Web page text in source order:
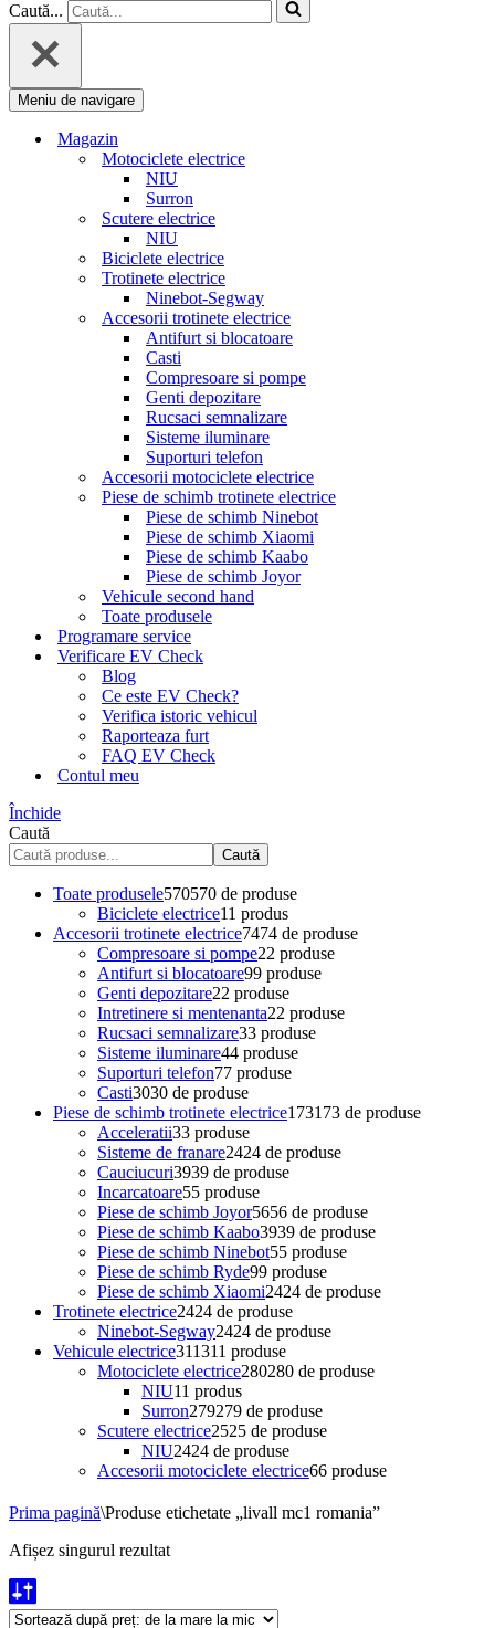
Caută...
Meniu de navigare
Magazin
Motociclete electrice
NIU
Surron
Scutere electrice
NIU
Biciclete electrice
Trotinete electrice
Ninebot-Segway
Accesorii trotinete electrice
Antifurt si blocatoare
Casti
Compresoare si pompe
Genti depozitare
Rucsaci semnalizare
Sisteme iluminare
Suporturi telefon
Accesorii motociclete electrice
Piese de schimb trotinete electrice
Piese de schimb Ninebot
Piese de schimb Xiaomi
Piese de schimb Kaabo
Piese de schimb Joyor
Vehicule second hand
Toate produsele
Programare service
Verificare EV Check
Blog
Ce este EV Check?
Verifica istoric vehicul
Raporteaza furt
FAQ EV Check
Contul meu
Închide
Caută
Caută
Toate produsele570570 de produse
Biciclete electrice11 produs
Accesorii trotinete electrice7474 de produse
Compresoare si pompe22 produse
Antifurt si blocatoare99 produse
Genti depozitare22 produse
Intretinere si mentenanta22 produse
Rucsaci semnalizare33 produse
Sisteme iluminare44 produse
Suporturi telefon77 produse
Casti3030 de produse
Piese de schimb trotinete electrice173173 de produse
Acceleratii33 produse
Sisteme de franare2424 de produse
Cauciucuri3939 de produse
Incarcatoare55 produse
Piese de schimb Joyor5656 de produse
Piese de schimb Kaabo3939 de produse
Piese de schimb Ninebot55 produse
Piese de schimb Ryde99 produse
Piese de schimb Xiaomi2424 de produse
Trotinete electrice2424 de produse
Ninebot-Segway2424 de produse
Vehicule electrice311311 produse
Motociclete electrice280280 de produse
NIU11 produs
Surron279279 de produse
Scutere electrice2525 de produse
NIU2424 de produse
Accesorii motociclete electrice66 produse
Prima pagină\Produse etichetate „livall mc1 romania”
Afișez singurul rezultat